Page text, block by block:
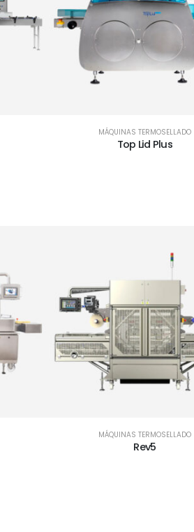
MÁQUINAS TERMOSELLADO
Top Lid Plus
MÁQUINAS TERMOSELLADO
Rev5